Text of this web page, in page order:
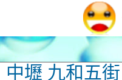
中壢 九和五